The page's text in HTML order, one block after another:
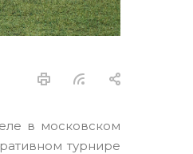
в московском
турнире